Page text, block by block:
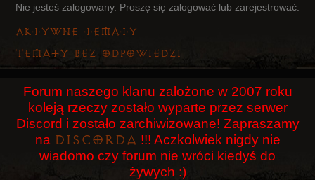
Strona AZM
Główna
Użytkownicy
Szukaj
Rejestracja
Logowanie
Nie jesteś zalogowany. Proszę się zalogować lub zarejestrować.
Aktywne tematy
Tematy bez odpowiedzi
Forum naszego klanu założone w 2007 roku
koleją rzeczy zostało wyparte przez serwer
Discord i zostało zarchiwizowane! Zapraszamy
na Discorda !!! Aczkolwiek nigdy nie
wiadomo czy forum nie wróci kiedyś do
żywych :)